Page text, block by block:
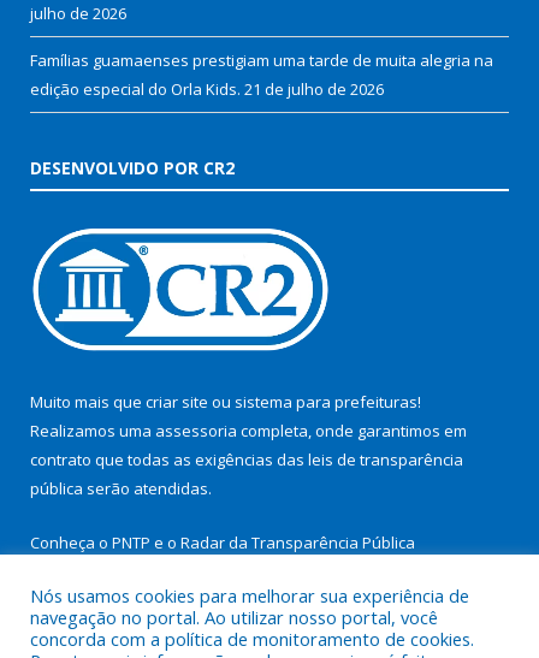
julho de 2026
Famílias guamaenses prestigiam uma tarde de muita alegria na
edição especial do Orla Kids. 21 de julho de 2026
DESENVOLVIDO POR CR2
Muito mais que criar site ou sistema para prefeituras!
Realizamos uma assessoria completa, onde garantimos em
contrato que todas as exigências das leis de transparência
pública serão atendidas.
Conheça o PNTP e o Radar da Transparência Pública
Nós usamos cookies para melhorar sua experiência de
navegação no portal. Ao utilizar nosso portal, você
concorda com a política de monitoramento de cookies.